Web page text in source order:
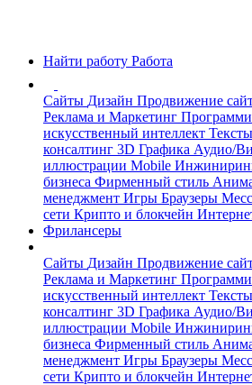
Найти работу Работа
Сайты Дизайн Продвижение
Реклама и Маркетинг
искусственный интеллект Тексты
консалтинг 3D Графика Аудио/
иллюстрации Mobile
бизнеса Фирменный стиль
менеджмент Игры Браузеры
сети Крипто и блокчейн
Фрилансеры
Сайты Дизайн Продвижение
Реклама и Маркетинг
искусственный интеллект Тексты
консалтинг 3D Графика Аудио/
иллюстрации Mobile
бизнеса Фирменный стиль
менеджмент Игры Браузеры
сети Крипто и блокчейн